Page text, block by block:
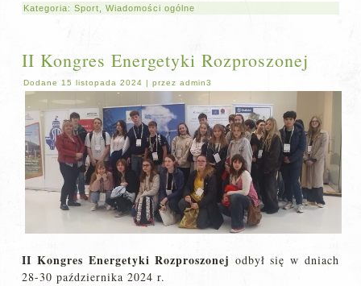
Kategoria:Sport ,Wiadomości ogólne
II Kongres Energetyki Rozproszonej
Dodane 15 listopada 2024 |przez admin3
II Kongres Energetyki Rozproszonej odbył się w dniach
28-30 października 2024 r.